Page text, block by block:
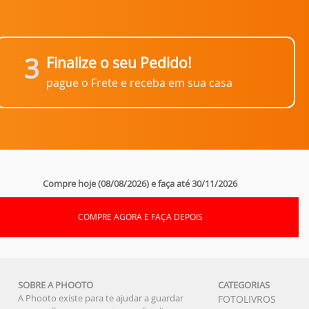
3 Finalize o seu Pedido!
pague o Frete e receba em sua casa
Compre hoje (08/08/2026) e faça até 30/11/2026
COMPRE AGORA E FAÇA DEPOIS
SOBRE A PHOOTO
A Phooto existe para te ajudar a guardar
CATEGORIAS
FOTOLIVROS